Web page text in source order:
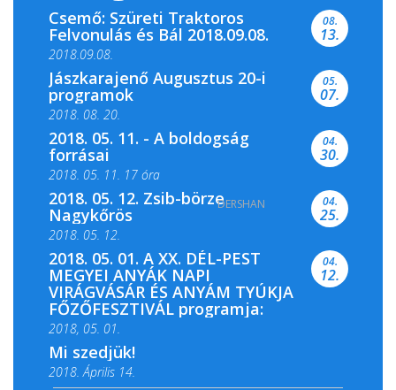
Csemő: Szüreti Traktoros
Felvonulás és Bál 2018.09.08.
2018.09.08.
08.
13.
Jászkarajenő Augusztus 20-i
programok
2018. 08. 20.
05.
07.
2018. 05. 11. - A boldogság
forrásai
2018. 05. 11. 17 óra
2018. 05. 11. 19 óra
04.
30.
2018. 05. 12. Zsib-börze
Nagykőrös
2018. 05. 12.
04.
25.
2018. 05. 01. A XX. DÉL-PEST
MEGYEI ANYÁK NAPI
VIRÁGVÁSÁR ÉS ANYÁM TYÚKJA
FŐZŐFESZTIVÁL programja:
2018, 05. 01.
04.
12.
Mi szedjük!
2018. Április 14.
DERSHAN